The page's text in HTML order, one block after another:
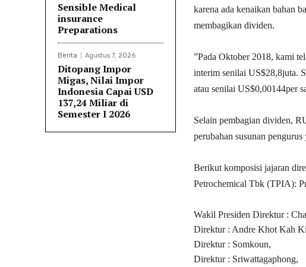
Sensible Medical
insurance
Preparations
Berita Agustus 7, 2026
Ditopang Impor
Migas, Nilai Impor
Indonesia Capai USD
137,24 Miliar di
Semester I 2026
karena ada kenaikan bahan
membagikan dividen.
”Pada Oktober 2018, kami
interim senilai US$28,8juta.
atau senilai US$0,00144per
Selain pembagian dividen,
perubahan susunan
Berikut komposisi jajaran
Petrochemical Tbk (TPIA):
Wakil Presiden Direktur :
Direktur : Andre Khot Kah
Direktur : Somkoun,
Direktur : Sriwattagaphong,